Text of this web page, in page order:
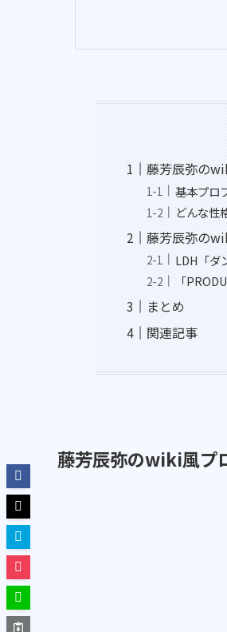
藤芳辰弥の
基本プロ
どんな性
藤芳辰弥の
LDH「ダ
「
まとめ
関連記事
藤芳辰弥のwiki風プ